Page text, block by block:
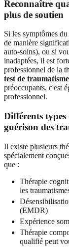
Reconnaître
plus de soutien
Si les symptômes
de manière
auto-soins), ou si
inadaptées, il est
professionnel de la
test de traumatisme
préoccupants, c'est
professionnel.
Différents types
guérison des
Il existe plusieurs
spécialement
que :
Thérapie
les
(EMDR)
Expérience
Thérapie
qualifié peut